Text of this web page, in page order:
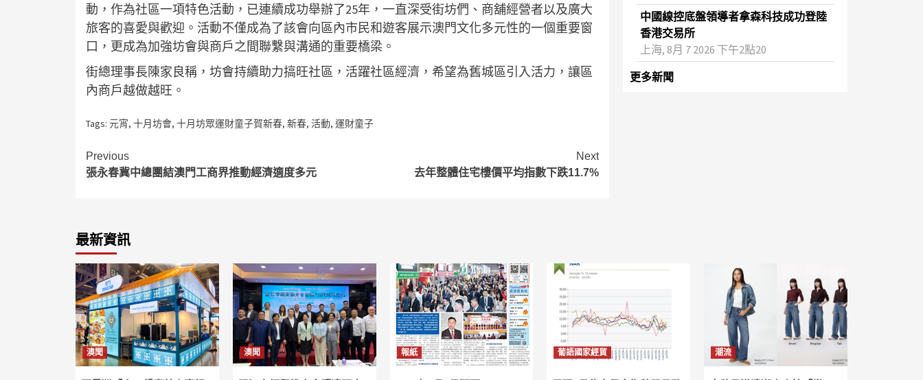
動，作為社區一項特色活動，已連續成功舉辦了25年，一直深受街坊們、商舖經營者以及廣大
旅客的喜愛與歡迎。活動不僅成為了該會向區內市民和遊客展示澳門文化多元性的一個重要窗
口，更成為加強坊會與商戶之間聯繫與溝通的重要橋梁。
街總理事長陳家良稱，坊會持續助力搞旺社區，活躍社區經濟，希望為舊城區引入活力，讓區
內商戶越做越旺。
Tags: 元宵, 十月坊會, 十月坊眾運財童子賀新春, 新春, 活動, 運財童子
Continue
Reading
Previous
張永春冀中總團結澳門工商界推動經濟適度多元
Next
去年整體住宅樓價平均指數下跌11.7%
中國線控底盤領導者拿森科技成功登陸
香港交易所
上海, 8月 7 2026 下午2點20
更多新聞
最新資訊
澳聞 澳聞 報紙 葡語國家經貿 潮流